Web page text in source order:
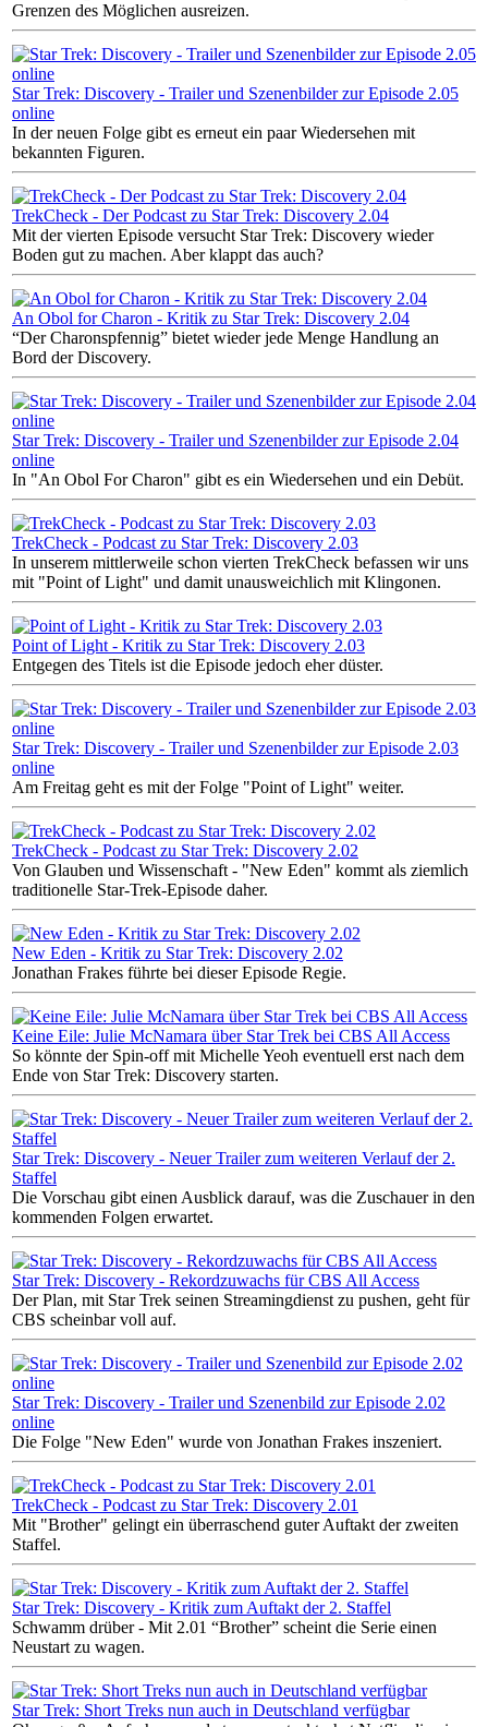
Grenzen des Möglichen ausreizen.
Star Trek: Discovery - Trailer und Szenenbilder zur Episode 2.05
online
In der neuen Folge gibt es erneut ein paar Wiedersehen mit
bekannten Figuren.
TrekCheck - Der Podcast zu Star Trek: Discovery 2.04
Mit der vierten Episode versucht Star Trek: Discovery wieder
Boden gut zu machen. Aber klappt das auch?
An Obol for Charon - Kritik zu Star Trek: Discovery 2.04
“Der Charonspfennig” bietet wieder jede Menge Handlung an
Bord der Discovery.
Star Trek: Discovery - Trailer und Szenenbilder zur Episode 2.04
online
In "An Obol For Charon" gibt es ein Wiedersehen und ein Debüt.
TrekCheck - Podcast zu Star Trek: Discovery 2.03
In unserem mittlerweile schon vierten TrekCheck befassen wir uns
mit "Point of Light" und damit unausweichlich mit Klingonen.
Point of Light - Kritik zu Star Trek: Discovery 2.03
Entgegen des Titels ist die Episode jedoch eher düster.
Star Trek: Discovery - Trailer und Szenenbilder zur Episode 2.03
online
Am Freitag geht es mit der Folge "Point of Light" weiter.
TrekCheck - Podcast zu Star Trek: Discovery 2.02
Von Glauben und Wissenschaft - "New Eden" kommt als ziemlich
traditionelle Star-Trek-Episode daher.
New Eden - Kritik zu Star Trek: Discovery 2.02
Jonathan Frakes führte bei dieser Episode Regie.
Keine Eile: Julie McNamara über Star Trek bei CBS All Access
So könnte der Spin-off mit Michelle Yeoh eventuell erst nach dem
Ende von Star Trek: Discovery starten.
Star Trek: Discovery - Neuer Trailer zum weiteren Verlauf der 2.
Staffel
Die Vorschau gibt einen Ausblick darauf, was die Zuschauer in den
kommenden Folgen erwartet.
Star Trek: Discovery - Rekordzuwachs für CBS All Access
Der Plan, mit Star Trek seinen Streamingdienst zu pushen, geht für
CBS scheinbar voll auf.
Star Trek: Discovery - Trailer und Szenenbild zur Episode 2.02
online
Die Folge "New Eden" wurde von Jonathan Frakes inszeniert.
TrekCheck - Podcast zu Star Trek: Discovery 2.01
Mit "Brother" gelingt ein überraschend guter Auftakt der zweiten
Staffel.
Star Trek: Discovery - Kritik zum Auftakt der 2. Staffel
Schwamm drüber - Mit 2.01 “Brother” scheint die Serie einen
Neustart zu wagen.
Star Trek: Short Treks nun auch in Deutschland verfügbar